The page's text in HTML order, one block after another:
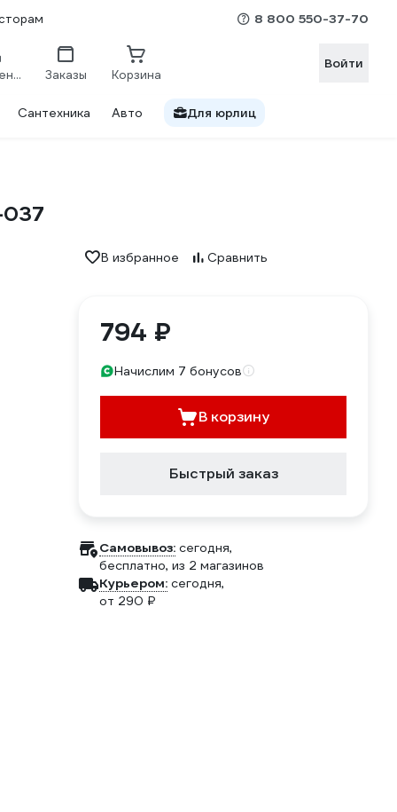
8 800 550-37-70
Сравнение Заказы Корзина
Войти
Сантехника Авто Для юрлиц
037
В избранное Сравнить
794 ₽
Начислим 7 бонусов
В корзину
Быстрый заказ
Самовывоз: сегодня,
бесплатно, из 2 магазинов
Курьером: сегодня,
от 290 ₽